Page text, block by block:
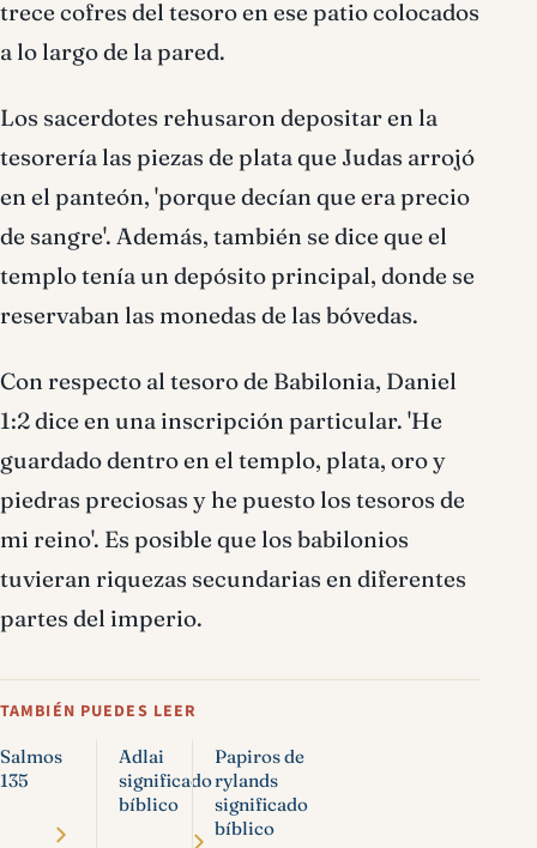
trece cofres del tesoro en ese patio colocados
a lo largo de la pared.
Los sacerdotes rehusaron depositar en la
tesorería las piezas de plata que Judas arrojó
en el panteón, 'porque decían que era precio
de sangre'. Además, también se dice que el
templo tenía un depósito principal, donde se
reservaban las monedas de las bóvedas.
Con respecto al tesoro de Babilonia, Daniel
1:2 dice en una inscripción particular. 'He
guardado dentro en el templo, plata, oro y
piedras preciosas y he puesto los tesoros de
mi reino'. Es posible que los babilonios
tuvieran riquezas secundarias en diferentes
partes del imperio.
TAMBIÉN PUEDES LEER
Salmos
135
Adlai
significado
bíblico
Papiros de
rylands
significado
bíblico